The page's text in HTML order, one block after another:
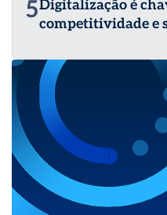
5Digitalização é
competitividade e